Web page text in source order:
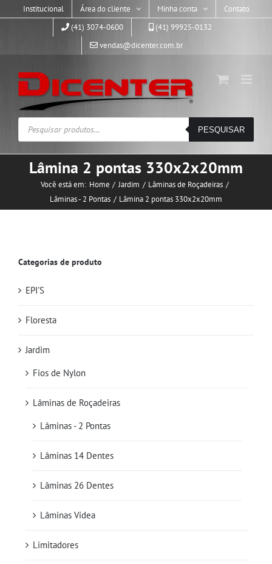
Institucional Área do cliente Minha conta
Contato
(41) 3074-0600
(41) 99925-0132
vendas@dicenter.com.br
Pesquisar
produtos
PESQUISAR
Lâmina 2 pontas 330x2x20mm
Você está em: Home Jardim
Lâminas de Roçadeiras
Lâminas - 2 Pontas
Lâmina 2 pontas 330x2x20mm
Categorias de produto
EPI'S
Floresta
Jardim
Fios de Nylon
Lâminas de Roçadeiras
Lâminas - 2 Pontas
Lâminas 14 Dentes
Lâminas 26 Dentes
Lâminas Vídea
Limitadores